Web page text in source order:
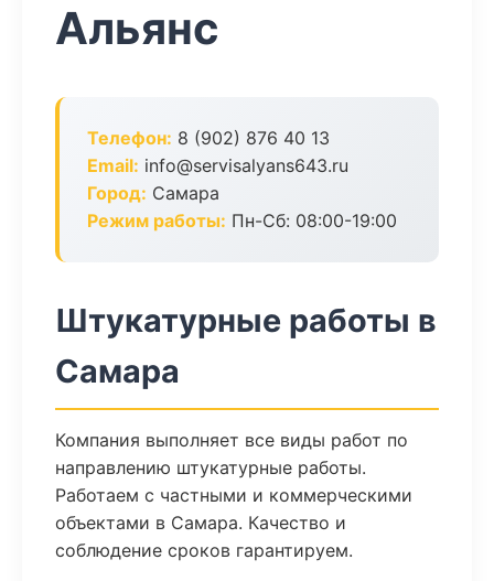
Альянс
Телефон: 8 (902) 876 40 13
Email: info@servisalyans643.ru
Город: Самара
Режим работы: Пн-Сб: 08:00-19:00
Штукатурные работы в
Самара
Компания выполняет все виды работ по
направлению штукатурные работы.
Работаем с частными и коммерческими
объектами в Самара. Качество и
соблюдение сроков гарантируем.